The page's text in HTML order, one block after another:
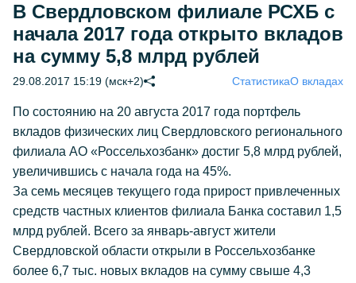
В Свердловском филиале РСХБ с
начала 2017 года открыто вкладов
на сумму 5,8 млрд рублей
29.08.2017 15:19 (мск+2) СтатистикаО вкладах
По состоянию на 20 августа 2017 года портфель
вкладов физических лиц Свердловского регионального
филиала АО «Россельхозбанк» достиг 5,8 млрд рублей,
увеличившись с начала года на 45%.
За семь месяцев текущего года прирост привлеченных
средств частных клиентов филиала Банка составил 1,5
млрд рублей. Всего за январь-август жители
Свердловской области открыли в Россельхозбанке
более 6,7 тыс. новых вкладов на сумму свыше 4,3